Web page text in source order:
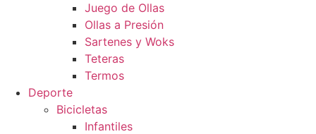
Juego de Ollas
Ollas a Presión
Sartenes y Woks
Teteras
Termos
Deporte
Bicicletas
Infantiles